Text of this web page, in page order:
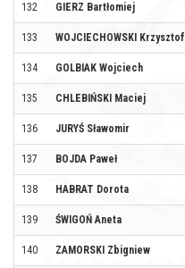
132 GIERZ Bartłomiej
133 WOJCIECHOWSKI Krzysztof
134 GOLBIAK Wojciech
135 CHLEBIŃSKI Maciej
136 JURYŚ Sławomir
137 BOJDA Paweł
138 HABRAT Dorota
139 ŚWIGOŃ Aneta
140 ZAMORSKI Zbigniew